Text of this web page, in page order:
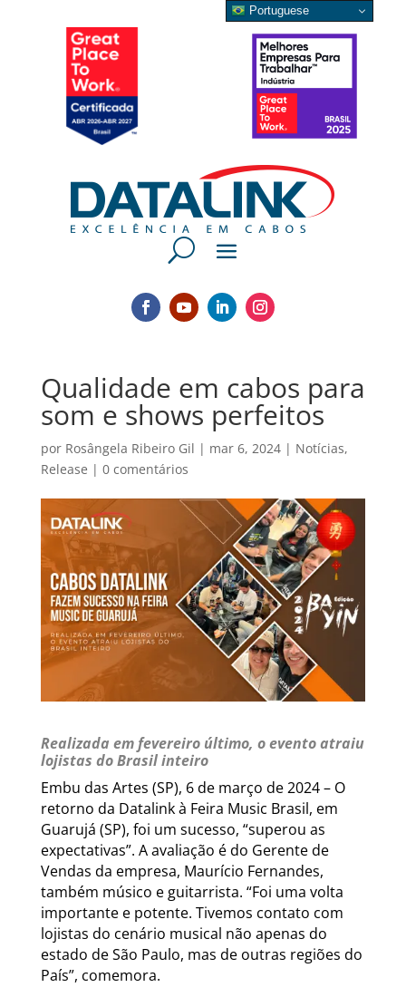
Qualidade em cabos para
som e shows perfeitos
por Rosângela Ribeiro Gil | mar 6, 2024| Notícias,
Release | 0 comentários
Realizada em fevereiro último, o evento atraiu
lojistas do Brasil inteiro
Embu das Artes (SP), 6 de março de 2024 – O
retorno da Datalink à Feira Music Brasil, em
Guarujá (SP), foi um sucesso, “superou as
expectativas”. A avaliação é do Gerente de
Vendas da empresa, Maurício Fernandes,
também músico e guitarrista. “Foi uma volta
importante e potente. Tivemos contato com
lojistas do cenário musical não apenas do
estado de São Paulo, mas de outras regiões do
País”, comemora.
Portuguese